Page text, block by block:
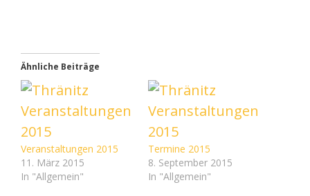
Ähnliche Beiträge
Veranstaltungen 2015
11. März 2015
In "Allgemein"
Termine 2015
8. September 2015
In "Allgemein"